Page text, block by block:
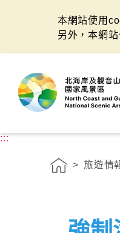
本網站使用
另外，本網
:::
旅遊情